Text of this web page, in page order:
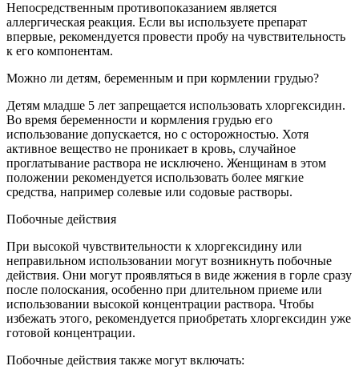
Непосредственным противопоказанием является
аллергическая реакция. Если вы используете препарат
впервые, рекомендуется провести пробу на чувствительность
к его компонентам.
Можно ли детям, беременным и при кормлении грудью?
Детям младше 5 лет запрещается использовать хлоргексидин.
Во время беременности и кормления грудью его
использование допускается, но с осторожностью. Хотя
активное вещество не проникает в кровь, случайное
проглатывание раствора не исключено. Женщинам в этом
положении рекомендуется использовать более мягкие
средства, например солевые или содовые растворы.
Побочные действия
При высокой чувствительности к хлоргексидину или
неправильном использовании могут возникнуть побочные
действия. Они могут проявляться в виде жжения в горле сразу
после полоскания, особенно при длительном приеме или
использовании высокой концентрации раствора. Чтобы
избежать этого, рекомендуется приобретать хлоргексидин уже
готовой концентрации.
Побочные действия также могут включать: